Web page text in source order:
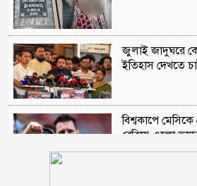
জুলাই জাদুঘরে
ইতিহাস দেখতে
বিশ্বকাপে
বেরিয়ে এলো